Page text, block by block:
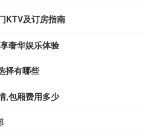
KTV及订房指南
奢华娱乐体验
择有哪些
,包厢费用多少